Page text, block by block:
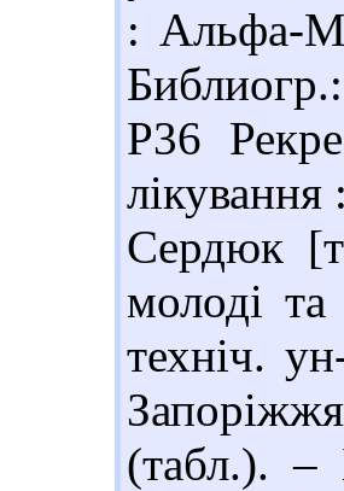
: Альфа-
Р36
Сердюк
молоді
техніч.
(табл.). –